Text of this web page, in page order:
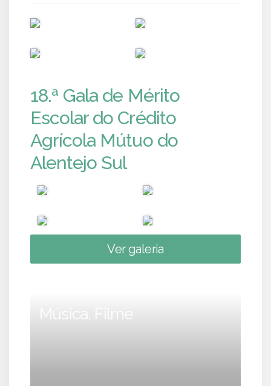
18.ª Gala de Mérito
Escolar do Crédito
Agrícola Mútuo do
Alentejo Sul
Ver galeria
Música, Filme